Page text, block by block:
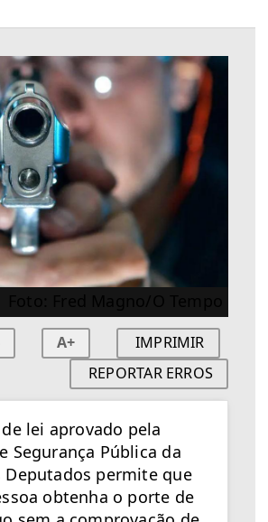
A+
IMPRIMIR
REPORTAR ERROS
lei aprovado pela
Segurança Pública da
Deputados permite que
obtenha o porte de